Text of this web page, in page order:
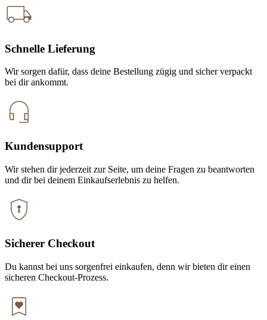
Schnelle Lieferung
Wir sorgen dafür, dass deine Bestellung zügig und sicher verpackt
bei dir ankommt.
Kundensupport
Wir stehen dir jederzeit zur Seite, um deine Fragen zu beantworten
und dir bei deinem Einkaufserlebnis zu helfen.
Sicherer Checkout
Du kannst bei uns sorgenfrei einkaufen, denn wir bieten dir einen
sicheren Checkout-Prozess.